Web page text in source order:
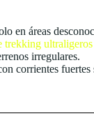
en áreas
trekking ultraligeros
irregulares.
corrientes